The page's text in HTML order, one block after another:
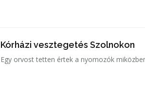
Kórházi vesztegetés Szolnokon
Egy orvost tetten értek a nyomozók